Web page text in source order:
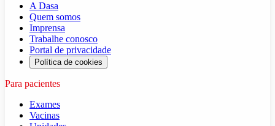
A Dasa
Quem somos
Imprensa
Trabalhe conosco
Portal de privacidade
Política de cookies
Para pacientes
Exames
Vacinas